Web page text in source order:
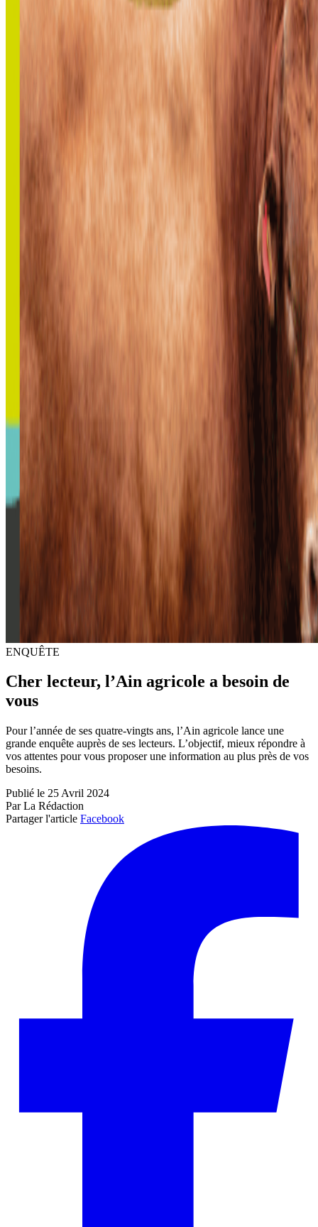
ENQUÊTE
Cher lecteur, l’Ain agricole a besoin de
vous
Pour l’année de ses quatre-vingts ans, l’Ain agricole lance une
grande enquête auprès de ses lecteurs. L’objectif, mieux répondre à
vos attentes pour vous proposer une information au plus près de vos
besoins.
Publié le 25 Avril 2024
Par La Rédaction
Partager l'article Facebook